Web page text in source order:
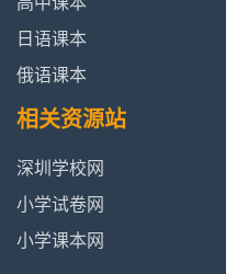
日语课本
俄语课本
相关资源站
深圳学校网
小学试卷网
小学课本网